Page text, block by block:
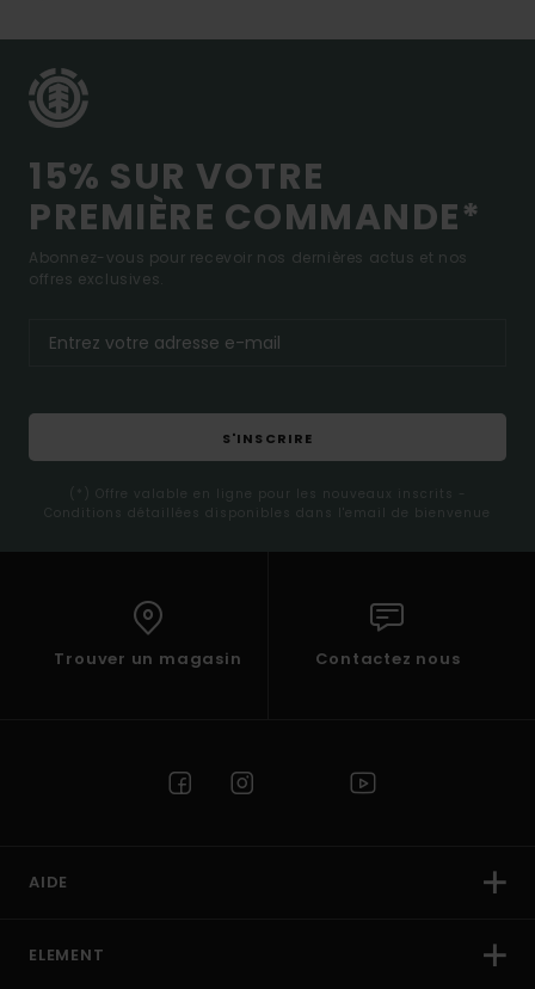
15% SUR VOTRE
PREMIÈRE COMMANDE*
Abonnez-vous pour recevoir nos dernières actus et nos
offres exclusives.
S'INSCRIRE
(*) Offre valable en ligne pour les nouveaux inscrits -
Conditions détaillées disponibles dans l'email de bienvenue
Trouver un magasin Contactez nous
AIDE
ELEMENT